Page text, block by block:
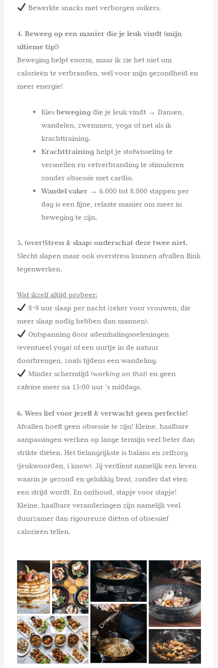
Bewerkte snacks met verborgen suikers.
4. Beweeg op een manier die je leuk vindt (mijn
ultieme tip!)
Beweging helpt enorm, maar ik zie het niet om
calorieën te verbranden, wél voor mijn gezondheid en
meer energie!
Kies beweging die je leuk vindt → Dansen,
wandelen, zwemmen, yoga of net als ik
krachttraining.
Krachttraining helpt je stofwisseling te
versnellen en vetverbranding te stimuleren
zonder obsessie met cardio.
Wandel vaker→ 6.000 tot 8.000 stappen per
dag is een fijne, relaxte manier om meer in
beweging te zijn.
5. (over)Stress & slaap: onderschat deze twee niet.
Slecht slapen maar ook overstress kunnen afvallen flink
tegenwerken.
Wat ikzelf altijd probeer:
8-9 uur slaap per nacht (zeker voor vrouwen, die
meer slaap nodig hebben dan mannen).
Ontspanning door ademhalingsoefeningen
(eventueel yoga) of een uurtje in de natuur
doorbrengen, zoals tijdens een wandeling.
Minder schermtijd (working on that) en geen
cafeïne meer na 15:00 uur ‘s middags.
6. Wees lief voor jezelf & verwacht geen perfectie!
Afvallen hoeft geen obsessie te zijn! Kleine, haalbare
aanpassingen werken op lange termijn veel beter dan
strikte diëten. Het belangrijkste is balans en zelfzorg
(jeukwoorden, i know). Jij verdient namelijk een leven
waarin je gezond en gelukkig bent, zonder dat eten
een strijd wordt. En onthoud, stapje voor stapje!
Kleine, haalbare veranderingen zijn namelijk veel
duurzamer dan rigoureuze diëten of obsessief
calorieën tellen.